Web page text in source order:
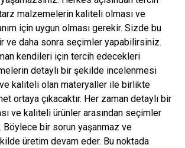
malzemelerin kaliteli olması ve
için uygun olması gerekir. Sizde bu
ve daha sonra seçimler yapabilirsiniz.
kendileri için tercih edecekleri
detaylı bir şekilde incelenmesi
kaliteli olan materyaller ile birlikte
ortaya çıkacaktır. Her zaman detaylı bir
ve kaliteli ürünler arasından seçimler
Böylece bir sorun yaşanmaz ve
üretim devam eder. Bu noktada